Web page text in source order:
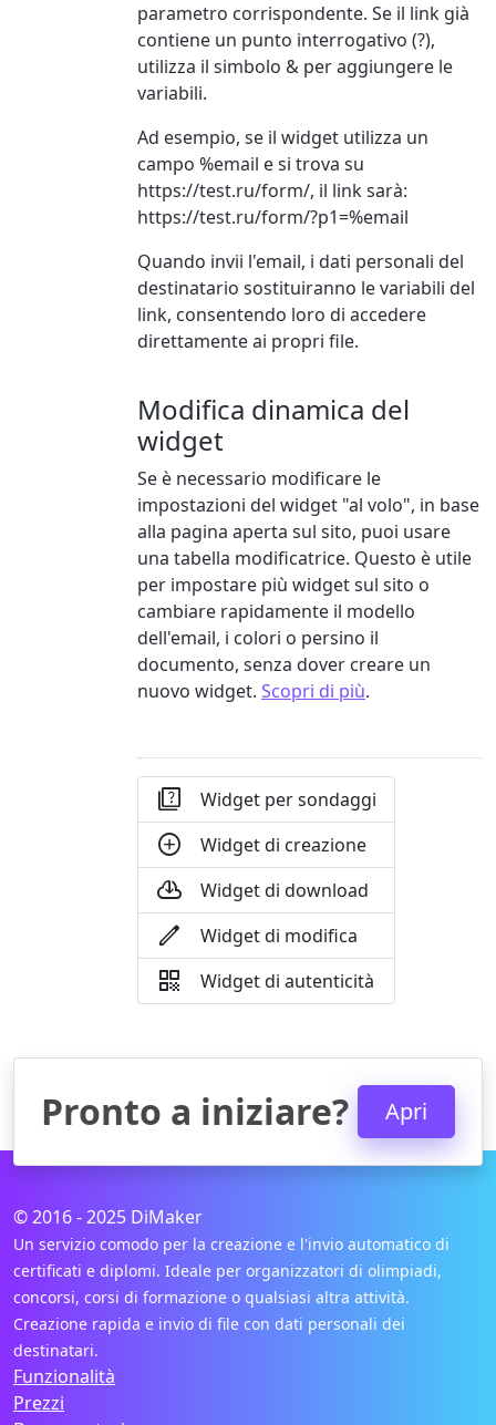
parametro corrispondente. Se il link già
contiene un punto interrogativo (?),
utilizza il simbolo & per aggiungere le
variabili.
Ad esempio, se il widget utilizza un
campo %email e si trova su
https://test.ru/form/, il link sarà:
https://test.ru/form/?p1=%email
Quando invii l'email, i dati personali del
destinatario sostituiranno le variabili del
link, consentendo loro di accedere
direttamente ai propri file.
Modifica dinamica del
widget
Se è necessario modificare le
impostazioni del widget "al volo", in base
alla pagina aperta sul sito, puoi usare
una tabella modificatrice. Questo è utile
per impostare più widget sul sito o
cambiare rapidamente il modello
dell'email, i colori o persino il
documento, senza dover creare un
nuovo widget. Scopri di più.
 Widget per sondaggi
 Widget di creazione
 Widget di download
 Widget di modifica
 Widget di autenticità
Pronto a iniziare? Apri
© 2016 - 2025 DiMaker
Un servizio comodo per la creazione e l'invio automatico di
certificati e diplomi. Ideale per organizzatori di olimpiadi,
concorsi, corsi di formazione o qualsiasi altra attività.
Creazione rapida e invio di file con dati personali dei
destinatari.
Funzionalità
Prezzi